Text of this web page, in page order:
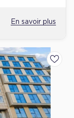
En savoir plus